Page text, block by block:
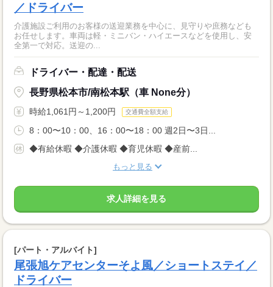
／ドライバー
介護施設ご利用のお客様の送迎業務を中心に、見守りや庶務なども
お任せします。車両は軽・ミニバン・ハイエースなどを使用し、安
全第一で対応。送迎の...
ドライバー・配達・配送
長野県松本市/南松本駅（車 None分）
時給1,061円～1,200円 交通費全額支給
8：00〜10：00、16：00〜18：00 週2日〜3日...
◆有給休暇 ◆介護休暇 ◆育児休暇 ◆産前...
もっと見る
求人詳細を見る
[パート・アルバイト]
尾張旭ケアセンターそよ風／ショートステイ／
ドライバー